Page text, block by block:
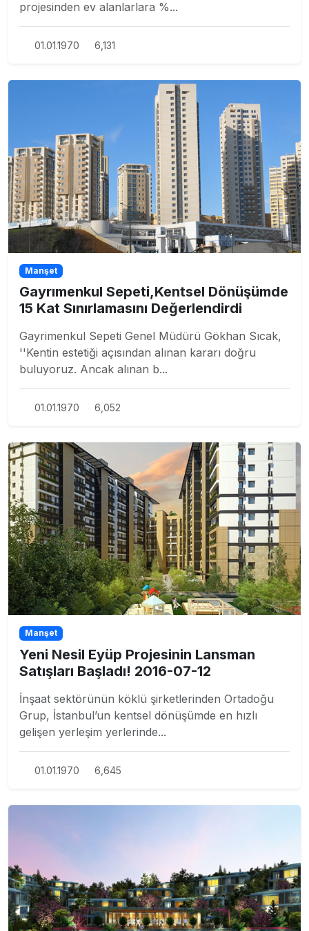
projesinden ev alanlarlara %...
01.01.1970 6,131
Manşet
Gayrımenkul Sepeti,Kentsel Dönüşümde
15 Kat Sınırlamasını Değerlendirdi
Gayrimenkul Sepeti Genel Müdürü Gökhan Sıcak,
''Kentin estetiği açısından alınan kararı doğru
buluyoruz. Ancak alınan b...
01.01.1970 6,052
Manşet
Yeni Nesil Eyüp Projesinin Lansman
Satışları Başladı! 2016-07-12
İnşaat sektörünün köklü şirketlerinden Ortadoğu
Grup, İstanbul’un kentsel dönüşümde en hızlı
gelişen yerleşim yerlerinde...
01.01.1970 6,645